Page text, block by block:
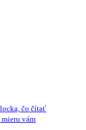
čo čítať
vám